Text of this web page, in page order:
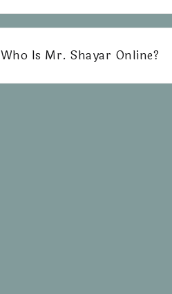
Who Is Mr. Shayar Online?